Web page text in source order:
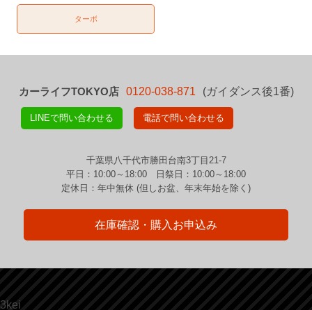
ターボ
カーライフTOKYO店 0120-038-871 (ガイダンス後1番)
LINEで問い合わせる 電話で問い合わせる
千葉県八千代市勝田台南3丁目21-7
平日：10:00～18:00 日祭日：10:00～18:00
定休日：年中無休 (但しお盆、年末年始を除く)
在庫確認・購入お申込み
3kei